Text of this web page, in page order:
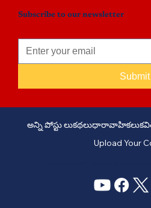
ముందడుగు
Subscribe to our newsletter
Submit
అన్ని పోస్టు లుకథలుధారావాహికలు
Upload Your